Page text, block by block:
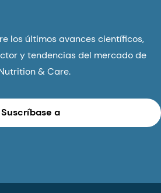
los últimos avances científicos,
y tendencias del mercado de
& Care.
Suscríbase a